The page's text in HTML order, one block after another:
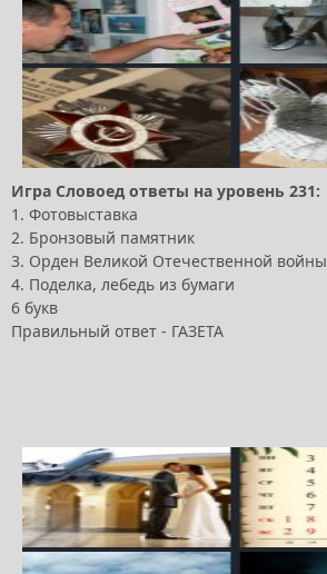
Игра Словоед ответы на уровень 231:
1. Фотовыставка
2. Бронзовый памятник
3. Орден Великой Отечественной войны
4. Поделка, лебедь из бумаги
6 букв
Правильный ответ - ГАЗЕТА